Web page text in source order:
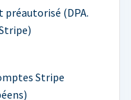
préautorisé (DPA.
Stripe